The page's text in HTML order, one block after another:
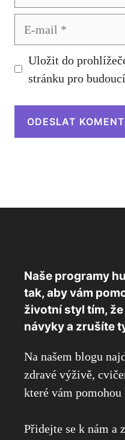
Uložit do
stránku pro
Naše programy
tak, aby vám
životní styl tím,
návyky a zrušíte
Na našem blogu
zdravé výživě,
které vám
Přidejte se k nám a